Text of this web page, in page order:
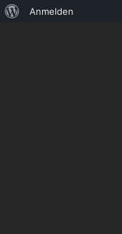
Über
Anmelden